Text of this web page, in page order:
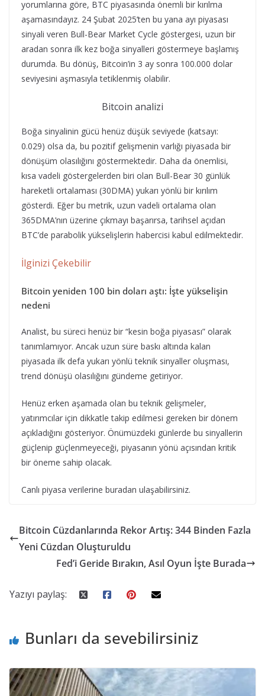
yorumlarına göre, BTC piyasasında önemli bir kırılma
aşamasındayız. 24 Şubat 2025’ten bu yana ayı piyasası
sinyali veren Bull-Bear Market Cycle göstergesi, uzun bir
aradan sonra ilk kez boğa sinyalleri göstermeye başlamış
durumda. Bu dönüş, Bitcoin’in 3 ay sonra 100.000 dolar
seviyesini aşmasıyla tetiklenmiş olabilir.
Bitcoin analizi
Boğa sinyalinin gücü henüz düşük seviyede (katsayı:
0.029) olsa da, bu pozitif gelişmenin varlığı piyasada bir
dönüşüm olasılığını göstermektedir. Daha da önemlisi,
kısa vadeli göstergelerden biri olan Bull-Bear 30 günlük
hareketli ortalaması (30DMA) yukarı yönlü bir kırılım
gösterdi. Eğer bu metrik, uzun vadeli ortalama olan
365DMA’nın üzerine çıkmayı başarırsa, tarihsel açıdan
BTC’de parabolik yükselişlerin habercisi kabul edilmektedir.
İlginizi Çekebilir
Bitcoin yeniden 100 bin doları aştı: İşte yükselişin
nedeni
Analist, bu süreci henüz bir “kesin boğa piyasası” olarak
tanımlamıyor. Ancak uzun süre baskı altında kalan
piyasada ilk defa yukarı yönlü teknik sinyaller oluşması,
trend dönüşü olasılığını gündeme getiriyor.
Henüz erken aşamada olan bu teknik gelişmeler,
yatırımcılar için dikkatle takip edilmesi gereken bir dönem
açıkladığını gösteriyor. Önümüzdeki günlerde bu sinyallerin
güçlenip güçlenmeyeceği, piyasanın yönü açısından kritik
bir öneme sahip olacak.
Canlı piyasa verilerine buradan ulaşabilirsiniz.
Bitcoin Cüzdanlarında Rekor Artış: 344 Binden Fazla
Yeni Cüzdan Oluşturuldu
Fed’i Geride Bırakın, Asıl Oyun İşte Burada
Yazıyı paylaş:
Bunları da sevebilirsiniz